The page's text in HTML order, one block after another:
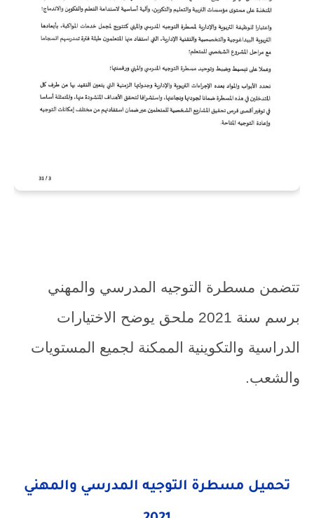
تتضمن مسطرة التوجيه المدرسي والمهني
برسم سنة 2021
ملحق يوضح الاختيارات
الدراسية والتكوينية الممكنة لجميع المستويات
والشعب.
تحميل مسطرة التوجيه المدرسي والمهني